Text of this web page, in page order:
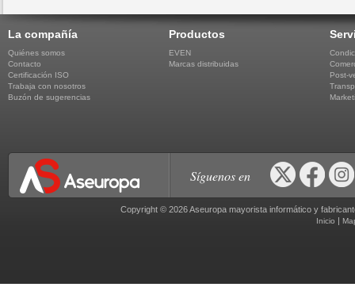
La compañía
Quiénes somos
Contacto
Certificación ISO
Trabaja con nosotros
Buzón de sugerencias
Productos
EVEN
Marcas distribuidas
Post-
Síguenos en
Copyright © 2026 Aseuropa mayorista informático y
Inicio |